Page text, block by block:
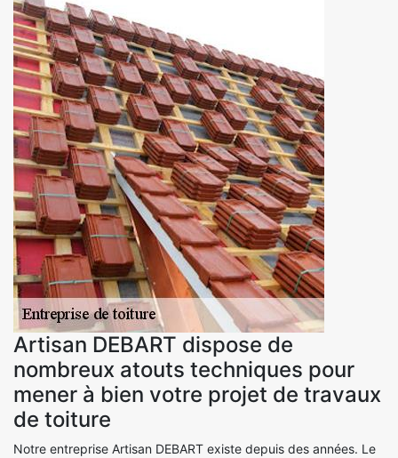
Artisan DEBART dispose de
nombreux atouts techniques pour
mener à bien votre projet de travaux
de toiture
Notre entreprise Artisan DEBART existe depuis des années. Le